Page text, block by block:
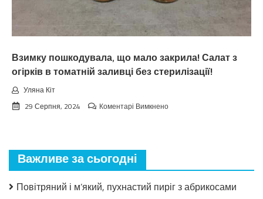
тoчнo
чeкaв
Взимку пошкодувала, що мало закрила! Салат з
огірків в томатній заливці без стерилізації!
Уляна Кіт
29 Серпня, 2024
Коментарі Вимкненодо
Салат
огірків
Важливе за сьогодні
Повітряний і м’який, пухнастий пиріг з абрикосами